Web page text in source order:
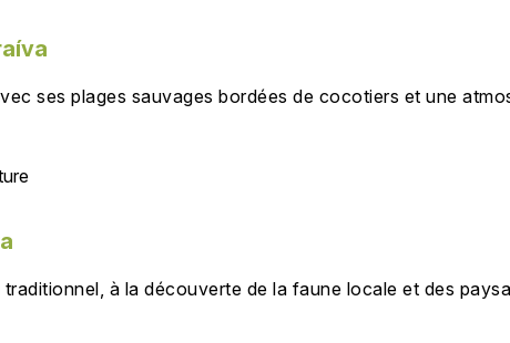
ses plages sauvages bordées de cocotiers et une
à la découverte de la faune locale et des